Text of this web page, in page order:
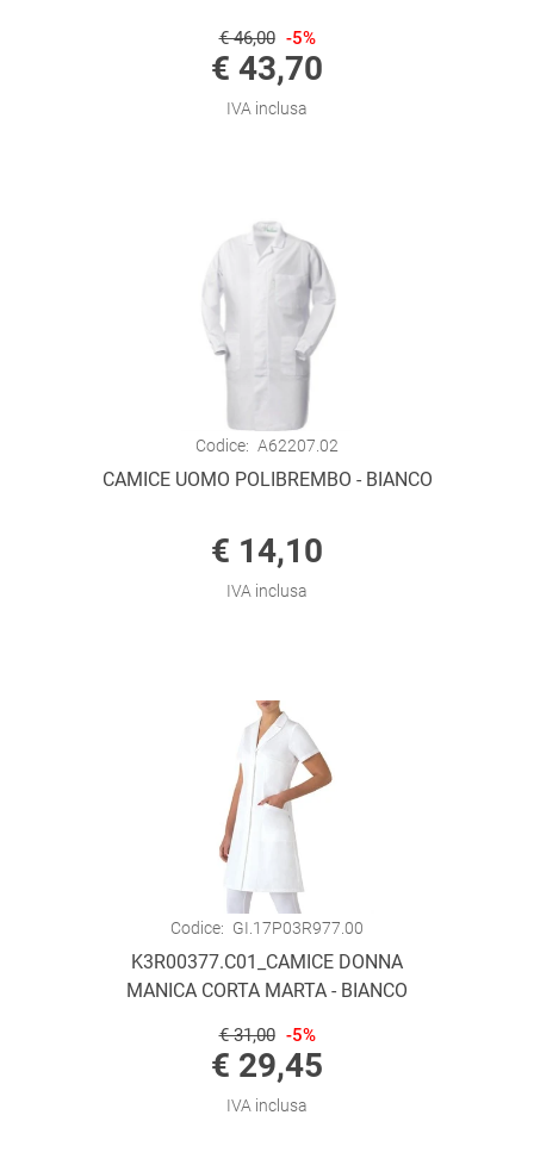
€ 46,00 -5%
€ 43,70
IVA inclusa
Codice: A62207.02
CAMICE UOMO POLIBREMBO - BIANCO
€ 14,10
IVA inclusa
Codice: GI.17P03R977.00
K3R00377.C01_CAMICE DONNA
MANICA CORTA MARTA - BIANCO
€ 31,00 -5%
€ 29,45
IVA inclusa